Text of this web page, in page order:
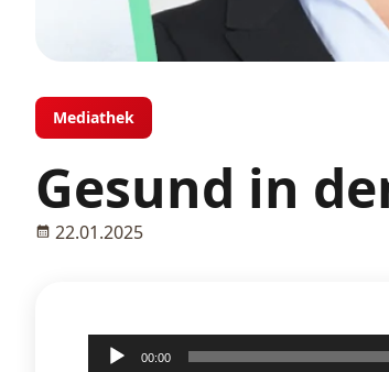
Mediathek
Gesund in
22.01.2025
Audio-00:00